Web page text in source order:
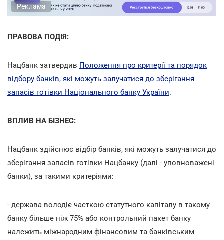
Реклама
ПРАВОВА ПОДІЯ:
Нацбанк затвердив Положення про критерії та порядок
відбору банків, які можуть залучатися до зберігання
запасів готівки Національного банку України.
ВПЛИВ НА БІЗНЕС:
Нацбанк здійснює відбір банків, які можуть залучатися до
зберігання запасів готівки Нацбанку (далі - уповноважені
банки), за такими критеріями:
- держава володіє часткою статутного капіталу в такому
банку більше ніж 75% або контрольний пакет банку
належить міжнародним фінансовим та банківським